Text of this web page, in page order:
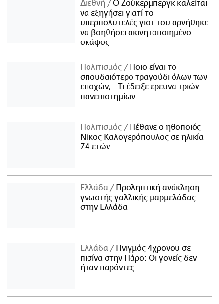
Διεθνή
Ο Ζούκερμπεργκ καλείται
να εξηγήσει γιατί το
υπερπολυτελές γιοτ του αρνήθηκε
να βοηθήσει ακινητοποιημένο
σκάφος
Πολιτισμός
Ποιο είναι το
σπουδαιότερο τραγούδι όλων των
εποχών; - Τι έδειξε έρευνα τριών
πανεπιστημίων
Πολιτισμός
Πέθανε ο ηθοποιός
Νίκος Καλογερόπουλος σε ηλικία
74 ετών
Ελλάδα
Προληπτική ανάκληση
γνωστής γαλλικής μαρμελάδας
στην Ελλάδα
Ελλάδα
Πνιγμός 4χρονου σε
πισίνα στην Πάρο: Οι γονείς δεν
ήταν παρόντες